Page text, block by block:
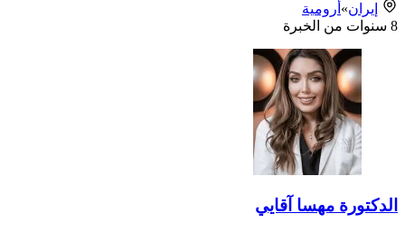
إيران» أرومية
8 سنوات من الخبرة
الدكتورة مهسا آقايي